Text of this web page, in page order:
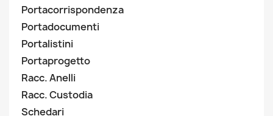
Portacorrispondenza
Portadocumenti
Portalistini
Portaprogetto
Racc. Anelli
Racc. Custodia
Schedari